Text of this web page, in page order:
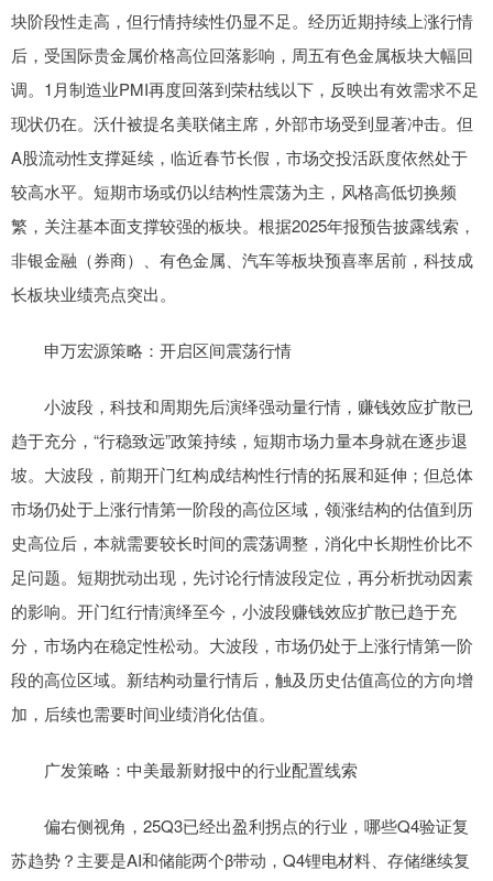
块阶段性走高，但行情持续性仍显不足。经历近期持续上涨行情
后，受国际贵金属价格高位回落影响，周五有色金属板块大幅回
调。1月制造业PMI再度回落到荣枯线以下，反映出有效需求不足
现状仍在。沃什被提名美联储主席，外部市场受到显著冲击。但
A股流动性支撑延续，临近春节长假，市场交投活跃度依然处于
较高水平。短期市场或仍以结构性震荡为主，风格高低切换频
繁，关注基本面支撑较强的板块。根据2025年报预告披露线索，
非银金融（券商）、有色金属、汽车等板块预喜率居前，科技成
长板块业绩亮点突出。
申万宏源策略：开启区间震荡行情
小波段，科技和周期先后演绎强动量行情，赚钱效应扩散已
趋于充分，“行稳致远”政策持续，短期市场力量本身就在逐步退
坡。大波段，前期开门红构成结构性行情的拓展和延伸；但总体
市场仍处于上涨行情第一阶段的高位区域，领涨结构的估值到历
史高位后，本就需要较长时间的震荡调整，消化中长期性价比不
足问题。短期扰动出现，先讨论行情波段定位，再分析扰动因素
的影响。开门红行情演绎至今，小波段赚钱效应扩散已趋于充
分，市场内在稳定性松动。大波段，市场仍处于上涨行情第一阶
段的高位区域。新结构动量行情后，触及历史估值高位的方向增
加，后续也需要时间业绩消化估值。
广发策略：中美最新财报中的行业配置线索
偏右侧视角，25Q3已经出盈利拐点的行业，哪些Q4验证复
苏趋势？主要是AI和储能两个β带动，Q4锂电材料、存储继续复